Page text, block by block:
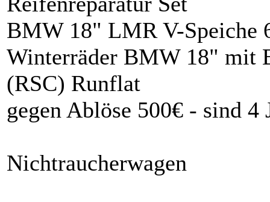
BMW 18" LMR V-Speiche
Winterräder BMW 18" mit
(RSC) Runflat
gegen Ablöse 500€ - sind 4
Nichtraucherwagen